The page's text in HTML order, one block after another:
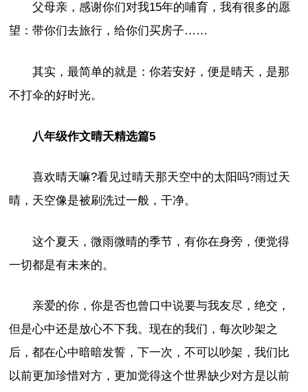
父母亲，感谢你们对我15年的哺育，我有很多的愿
望：带你们去旅行，给你们买房子……
其实，最简单的就是：你若安好，便是晴天，是那
不打伞的好时光。
八年级作文晴天精选篇5
喜欢晴天嘛?看见过晴天那天空中的太阳吗?雨过天
晴，天空像是被刷洗过一般，干净。
这个夏天，微雨微晴的季节，有你在身旁，便觉得
一切都是有未来的。
亲爱的你，你是否也曾口中说要与我友尽，绝交，
但是心中还是放心不下我。现在的我们，每次吵架之
后，都在心中暗暗发誓，下一次，不可以吵架，我们比
以前更加珍惜对方，更加觉得这个世界缺少对方是以前